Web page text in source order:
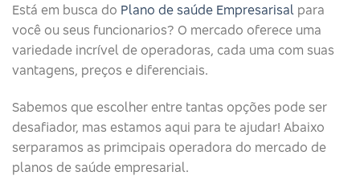
Está em busca do Plano de saúde Empresarisal para
você ou seus funcionarios? O mercado oferece uma
variedade incrível de operadoras, cada uma com suas
vantagens, preços e diferenciais.
Sabemos que escolher entre tantas opções pode ser
desafiador, mas estamos aqui para te ajudar! Abaixo
serparamos as primcipais operadora do mercado de
planos de saúde empresarial.